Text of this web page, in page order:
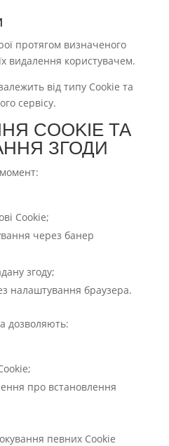
протягом визначеного
видалення користувачем.
від типу Cookie та
сервісу.
COOKIE ТА
ЗГОДИ
Cookie;
через банер
згоду;
налаштування браузера.
дозволяють:
про встановлення
певних Cookie